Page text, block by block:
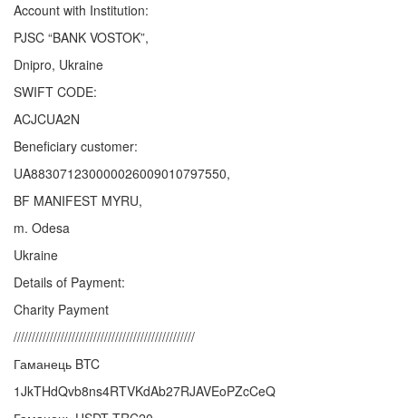
Account with Institution:
PJSC “BANK VOSTOK”,
Dnipro, Ukraine
SWIFT CODE:
ACJCUA2N
Beneficiary customer:
UA883071230000026009010797550,
BF MANIFEST MYRU,
m. Odesa
Ukraine
Details of Payment:
Charity Payment
//////////////////////////////////////////////////
Гаманець BTC
1JkTHdQvb8ns4RTVKdAb27RJAVEoPZcCeQ